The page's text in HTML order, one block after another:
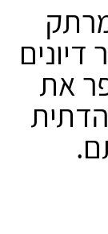
את